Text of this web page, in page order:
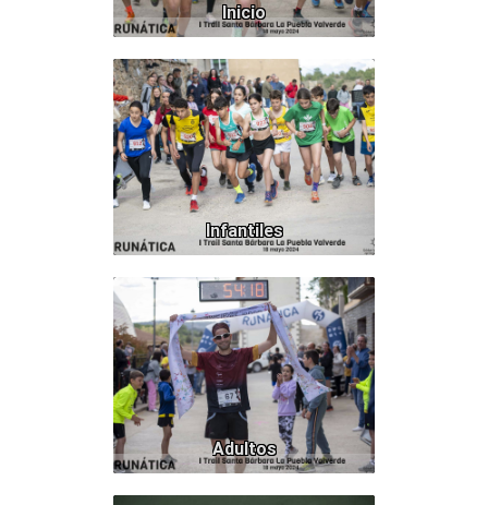
Inicio
Infantiles
107
Adultos
138